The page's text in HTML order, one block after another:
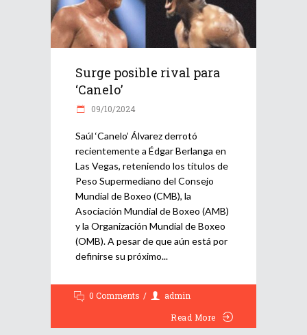
Surge posible rival para
‘Canelo’
09/10/2024
Saúl ‘Canelo’ Álvarez derrotó
recientemente a Édgar Berlanga en
Las Vegas, reteniendo los títulos de
Peso Supermediano del Consejo
Mundial de Boxeo (CMB), la
Asociación Mundial de Boxeo (AMB)
y la Organización Mundial de Boxeo
(OMB). A pesar de que aún está por
definirse su próximo
0 Comments
admin
Read More